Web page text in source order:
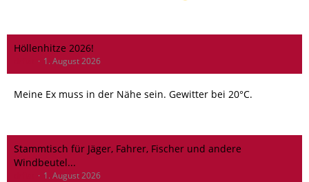
Höllenhitze 2026!
1. August 2026
Meine Ex muss in der Nähe sein. Gewitter bei 20°C.
Stammtisch für Jäger, Fahrer, Fischer und andere
Windbeutel...
1. August 2026